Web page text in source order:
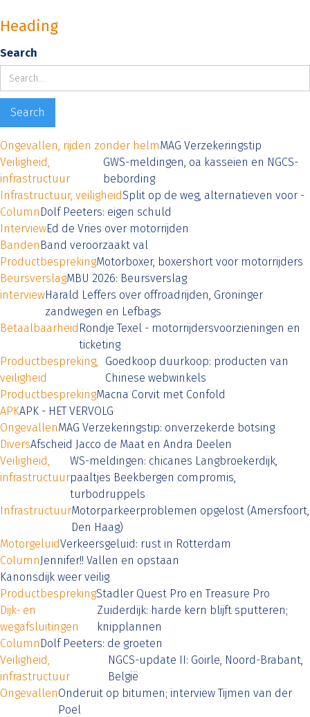
Heading
Search
Ongevallen, rijden zonder helmMAG Verzekeringstip
Veiligheid,
infrastructuur
GWS-meldingen, oa kasseien en NGCS-
bebording
Infrastructuur, veiligheidSplit op de weg, alternatieven voor -
Column Dolf Peeters: eigen schuld
InterviewEd de Vries over motorrijden
Banden Band veroorzaakt val
ProductbesprekingMotorboxer, boxershort voor motorrijders
BeursverslagMBU 2026: Beursverslag
interviewHarald Leffers over offroadrijden, Groninger
zandwegen en Lefbags
Betaalbaarheid Rondje Texel - motorrijdersvoorzieningen en
ticketing
Productbespreking,
veiligheid
Goedkoop duurkoop: producten van
Chinese webwinkels
ProductbesprekingMacna Corvit met Confold
APKAPK - HET VERVOLG
OngevallenMAG Verzekeringstip: onverzekerde botsing
DiversAfscheid Jacco de Maat en Andra Deelen
Veiligheid,
infrastructuur
WS-meldingen: chicanes Langbroekerdijk,
paaltjes Beekbergen compromis,
turbodruppels
InfrastructuurMotorparkeerproblemen opgelost (Amersfoort,
Den Haag)
MotorgeluidVerkeersgeluid: rust in Rotterdam
ColumnJennifer!! Vallen en opstaan
Kanonsdijk weer veilig
ProductbesprekingStadler Quest Pro en Treasure Pro
Dijk- en
wegafsluitingen
Zuiderdijk: harde kern blijft sputteren;
knipplannen
Column Dolf Peeters: de groeten
Veiligheid,
infrastructuur
NGCS-update II: Goirle, Noord-Brabant,
België
OngevallenOnderuit op bitumen; interview Tijmen van der
Poel